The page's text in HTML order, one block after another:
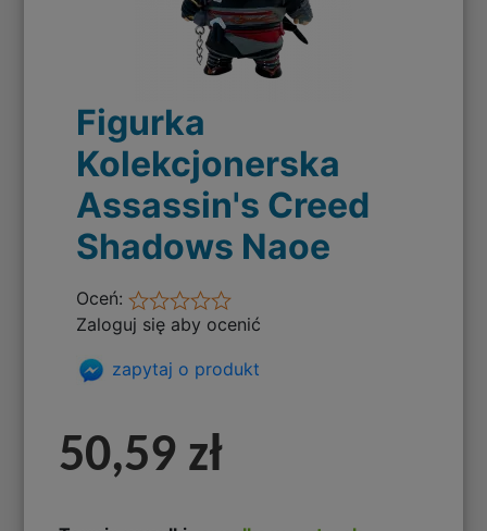
Figurka
Kolekcjonerska
Assassin's Creed
Shadows Naoe
Oceń:
Zaloguj się aby ocenić
zapytaj o produkt
50,59 zł